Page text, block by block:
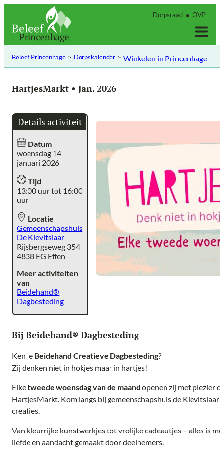
inhoud
Dorpsraad OVP
Beleef Princenhage Dorpskalender Winkelen in Princenhage
HartjesMarkt • Jan. 2026
Details activiteit
Datum
woensdag 14
januari 2026
Tijd
13:00 uur tot 16:00
uur
Locatie
Gemeenschapshuis
De Kievitslaar
Rijsbergseweg 354
4838 EG Effen
Meer activiteiten
van
Beidehand®
Dagbesteding
Bij Beidehand® Dagbesteding
Ken je Beidehand Creatieve Dagbesteding?
Zij denken niet in hokjes maar in hartjes!
Elketweede woensdag van de maand openen zij met plezier
HartjesMarkt. Kom langs bij gemeenschapshuis de
creaties.
Van kleurrijke kunstwerkjes tot vrolijke cadeautjes – alles is
liefde en aandacht gemaakt door deelnemers.